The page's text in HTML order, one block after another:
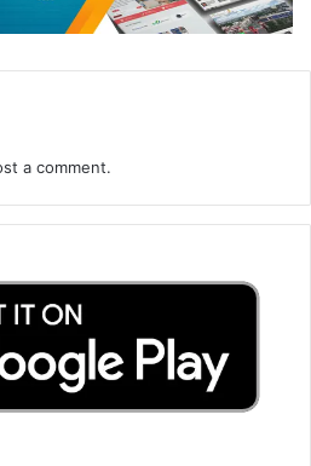
a comment.